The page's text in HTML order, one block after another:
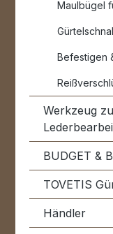
Maulbügel
Befestigen
Werkzeug
BUDGET &
TOVETIS
Händler